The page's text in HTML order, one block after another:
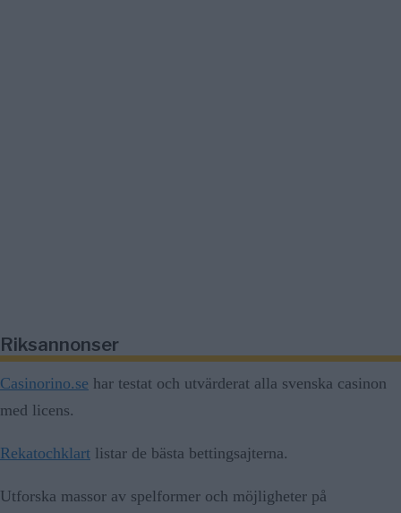
Riksannonser
Casinorino.se har testat och utvärderat alla svenska casinon
med licens.
Rekatochklart listar de bästa bettingsajterna.
Utforska massor av spelformer och möjligheter på